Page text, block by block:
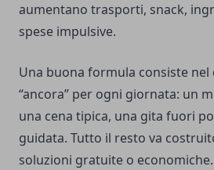
aumentano trasporti, snack,
spese impulsive.
Una buona formula consiste nel
“ancora” per ogni giornata: un
una cena tipica, una gita fuori
guidata. Tutto il resto va
soluzioni gratuite o